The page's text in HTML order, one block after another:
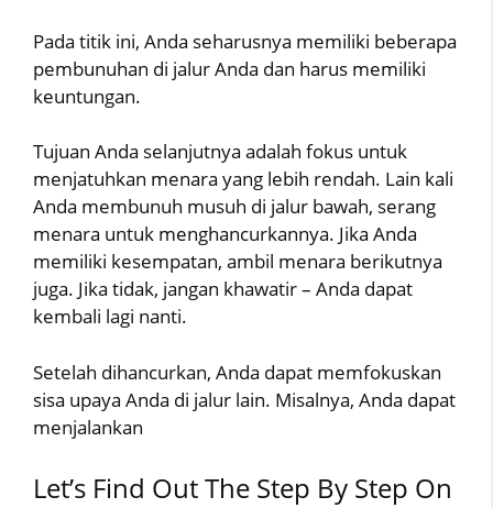
Pada titik ini, Anda seharusnya memiliki beberapa
pembunuhan di jalur Anda dan harus memiliki
keuntungan.
Tujuan Anda selanjutnya adalah fokus untuk
menjatuhkan menara yang lebih rendah. Lain kali
Anda membunuh musuh di jalur bawah, serang
menara untuk menghancurkannya. Jika Anda
memiliki kesempatan, ambil menara berikutnya
juga. Jika tidak, jangan khawatir – Anda dapat
kembali lagi nanti.
Setelah dihancurkan, Anda dapat memfokuskan
sisa upaya Anda di jalur lain. Misalnya, Anda dapat
menjalankan
Let’s Find Out The Step By Step On